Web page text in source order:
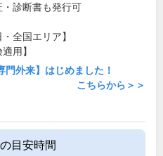
・診断書も発行可
・全国エリア】
用】
門外来】はじめました！
こちらから＞＞
目安時間